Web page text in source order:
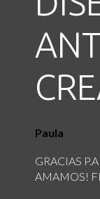
Paula
GRACIAS
AMAMOS!